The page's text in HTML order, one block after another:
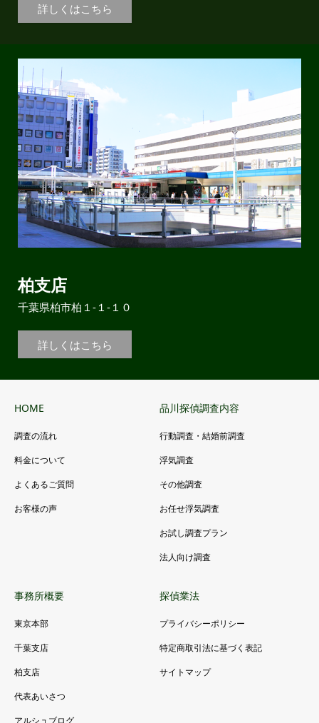
詳しくはこちら
柏支店
千葉県柏市柏１-１-１０
詳しくはこちら
HOME
調査の流れ
料金について
よくあるご質問
お客様の声
品川探偵調査内容
行動調査・結婚前調査
浮気調査
その他調査
お任せ浮気調査
お試し調査プラン
法人向け調査
事務所概要
東京本部
千葉支店
柏支店
代表あいさつ
探偵業法
プライバシーポリシー
特定商取引法に基づく表記
サイトマップ